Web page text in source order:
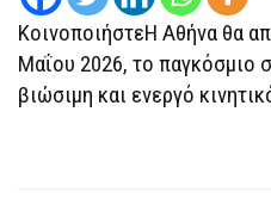
ΚοινοποιήστεΗ Αθήνα θα
Μαΐου 2026, το παγκόσμιο
βιώσιμη και ενεργό